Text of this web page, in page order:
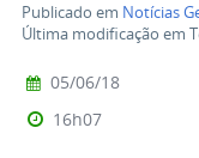
Publicado em Notícias
Última modificação em
05/06/18
16h07